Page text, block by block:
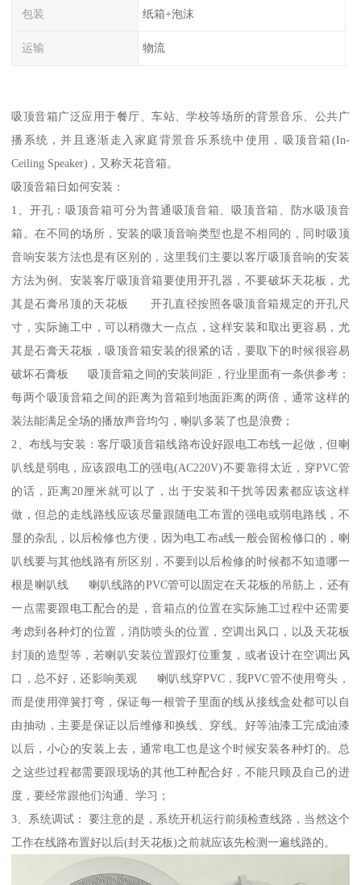
包装 纸箱+泡沫
运输 物流
吸顶音箱广泛应用于餐厅、车站、学校等场所的背景音乐、公共广
播系统，并且逐渐走入家庭背景音乐系统中使用，吸顶音箱(In-
Ceiling Speaker)，又称天花音箱。
吸顶音箱日如何安装：
1、开孔：吸顶音箱可分为普通吸顶音箱、吸顶音箱、防水吸顶音
箱。在不同的场所，安装的吸顶音响类型也是不相同的，同时吸顶
音响安装方法也是有区别的，这里我们主要以客厅吸顶音响的安装
方法为例。安装客厅吸顶音箱要使用开孔器，不要破坏天花板，尤
其是石膏吊顶的天花板 开孔直径按照各吸顶音箱规定的开孔尺
寸，实际施工中，可以稍微大一点点，这样安装和取出更容易，尤
其是石膏天花板，吸顶音箱安装的很紧的话，要取下的时候很容易
破坏石膏板 吸顶音箱之间的安装间距，行业里面有一条供参考：
每两个吸顶音箱之间的距离为音箱到地面距离的两倍，通常这样的
装法能满足全场的播放声音均匀，喇叭多装了也是浪费；
2、布线与安装：客厅吸顶音箱线路布设好跟电工布线一起做，但喇
叭线是弱电，应该跟电工的强电(AC220V)不要靠得太近，穿PVC管
的话，距离20厘米就可以了，出于安装和干扰等因素都应该这样
做，但总的走线路线应该尽量跟随电工布置的强电或弱电路线，不
显的杂乱，以后检修也方便，因为电工布a线一般会留检修口的，喇
叭线要与其他线路有所区别，不要到以后检修的时候都不知道哪一
根是喇叭线 喇叭线路的PVC管可以固定在天花板的吊筋上，还有
一点需要跟电工配合的是，音箱点的位置在实际施工过程中还需要
考虑到各种灯的位置，消防喷头的位置，空调出风口，以及天花板
封顶的造型等，若喇叭安装位置跟灯位重复，或者设计在空调出风
口，总不好，还影响美观 喇叭线穿PVC，我PVC管不使用弯头，
而是使用弹簧打弯，保证每一根管子里面的线从接线盒处都可以自
由抽动，主要是保证以后维修和换线、穿线。好等油漆工完成油漆
以后，小心的安装上去，通常电工也是这个时候安装各种灯的。总
之这些过程都需要跟现场的其他工种配合好，不能只顾及自己的进
度，要经常跟他们沟通、学习；
3、系统调试： 要注意的是，系统开机运行前须检查线路，当然这个
工作在线路布置好以后(封天花板)之前就应该先检测一遍线路的。